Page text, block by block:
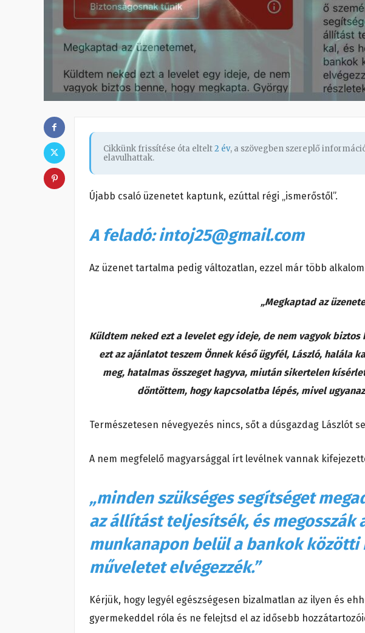
Cikkünk frissítése óta eltelt2 év, a szövegben szereplő
elavulhattak.
Újabb csaló üzenetet kaptunk, ezúttal régi „ismerőstől”.
A feladó: intoj25@gmail.com
Az üzenet tartalma pedig változatlan, ezzel már több
„Megkaptad az
Küldtem neked ezt a levelet egy ideje, de nem vagyok biztos
ezt az ajánlatot teszem Önnek késő ügyfél, László, halála
meg, hatalmas összeget hagyva, miután sikertelen
döntöttem, hogy kapcsolatba lépés, mivel
Természetesen névegyezés nincs, sőt a dúsgazdag Lászlót
A nem megfelelő magyarsággal írt levélnek vannak
„minden szükséges segítséget
az állítást teljesítsék, és megosszák
munkanapon belül a bankok
műveletet elvégezzék.”
Kérjük, hogy legyél egészségesen bizalmatlan az ilyen és
gyermekeddel róla és ne felejtsd el az idősebb